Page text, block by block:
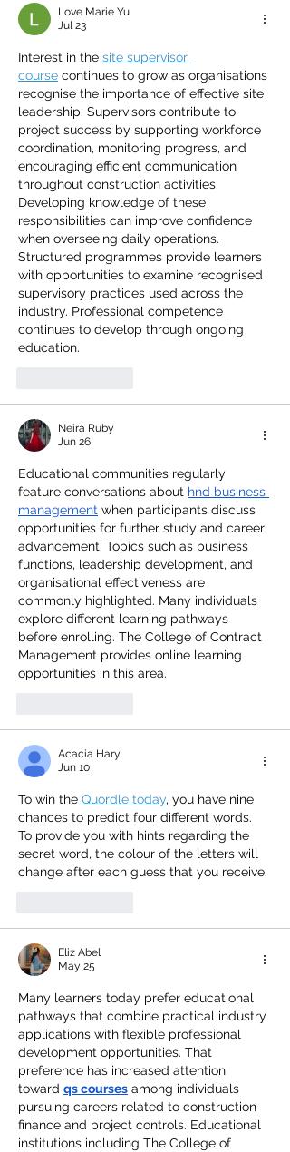
Love Marie Yu
Jul 23
Interest in the site supervisor
course continues to grow as organisations
recognise the importance of effective site
leadership. Supervisors contribute to
project success by supporting workforce
coordination, monitoring progress, and
encouraging efficient communication
throughout construction activities.
Developing knowledge of these
responsibilities can improve confidence
when overseeing daily operations.
Structured programmes provide learners
with opportunities to examine recognised
supervisory practices used across the
industry. Professional competence
continues to develop through ongoing
education.
Neira Ruby
Jun 26
Educational communities regularly
feature conversations about hnd business
management when participants discuss
opportunities for further study and career
advancement. Topics such as business
functions, leadership development, and
organisational effectiveness are
commonly highlighted. Many individuals
explore different learning pathways
before enrolling. The College of Contract
Management provides online learning
opportunities in this area.
Acacia Hary
Jun 10
To win the Quordle today, you have nine
chances to predict four different words.
To provide you with hints regarding the
secret word, the colour of the letters will
change after each guess that you receive.
Eliz Abel
May 25
Many learners today prefer educational
pathways that combine practical industry
applications with flexible professional
development opportunities. That
preference has increased attention
toward qs courses among individuals
pursuing careers related to construction
finance and project controls. Educational
institutions including The College of